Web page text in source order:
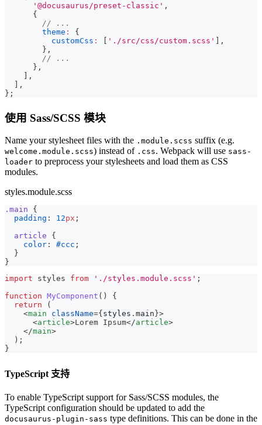
'@docusaurus/preset-classic' ,
{
// ...
theme :
{
customCss : './src/css/custom.scss'
,
} ,
// ...
} ,
,
,
} ;
使用 Sass/SCSS 模块
Name your stylesheet files with the .module.scss suffix (e.g.
welcome.module.scss) instead of .css. Webpack will use sass-
loader to preprocess your stylesheets and load them as CSS
modules.
styles.module.scss
.main {
padding : 12px ;
article {
color : #ccc ;
}
}
import
styles from './styles.module.scss' ;
function MyComponent ( )
{
return
(
<main className={ styles . main }>
<article>Lorem Ipsum</article>
</main>
) ;
}
TypeScript 支持
To enable TypeScript support for Sass/SCSS modules, the
TypeScript configuration should be updated to add the
docusaurus-plugin-sass type definitions. This can be done in the